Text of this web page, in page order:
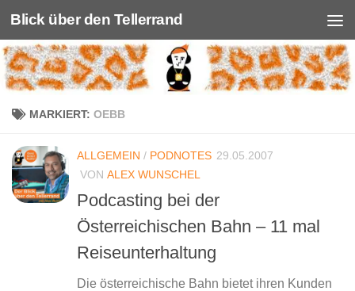
Unter dem Inhalt
Blick über den Tellerrand
MARKIERT: OEBB
ALLGEMEIN / PODNOTES 29.05.2007
VON ALEX WUNSCHEL
Podcasting bei der
Österreichischen Bahn – 11 mal
Reiseunterhaltung
Die österreichische Bahn bietet ihren Kunden